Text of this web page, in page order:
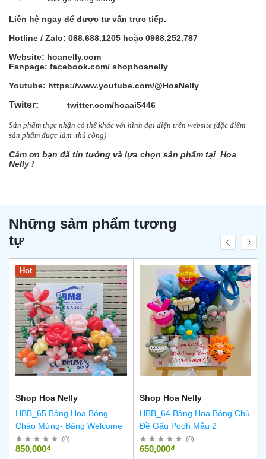
Liên hệ ngay để được tư vấn trực tiếp.
Hotline / Zalo: 088.688.1205 hoặc 0968.252.787
Website: hoanelly.com
Fanpage: facebook.com/ shophoanelly
Youtube: https://www.youtube.com/@HoaNelly
Twiter: twitter.com/hoaai5446
Sản phẩm thực nhận có thể khác với hình đại diện trên website (đặc điểm
sản phẩm được làm thủ công)
Cảm ơn bạn đã tin tưởng và lựa chọn sản phẩm tại Hoa
Nelly !
Những sảm phẩm tương
tự
Hot
Shop Hoa Nelly
HBB_65 Bảng Hoa Bóng
Chào Mừng- Bảng Welcome
(0)
850,000₫
Shop Hoa Nelly
HBB_64 Bảng Hoa Bóng Chủ
Đề Gấu Pooh Mẫu 2
(0)
650,000₫